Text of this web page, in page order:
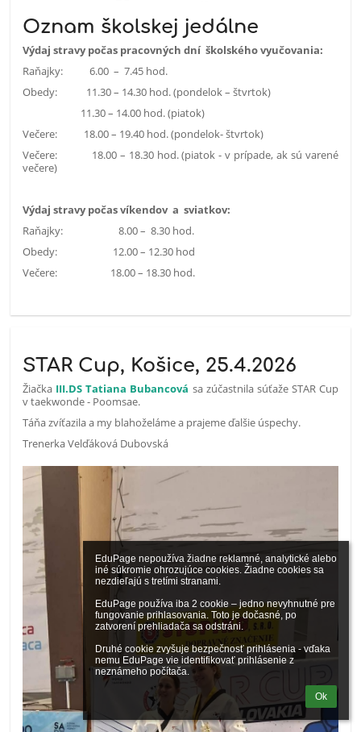
EduPage nepoužíva žiadne reklamné, analytické alebo
iné súkromie ohrozujúce cookies. Žiadne cookies sa
nezdieľajú s tretími stranami.
EduPage používa iba 2 cookie – jedno nevyhnutné pre
fungovanie prihlasovania. Toto je dočasné, po
zatvorení prehliadača sa odstráni.
Druhé cookie zvyšuje bezpečnosť prihlásenia - vďaka
nemu EduPage vie identifikovať prihlásenie z
neznámeho počítača.
Ok
Oznam školskej jedálne
Výdaj stravy počas pracovných dní školského vyučovania:
Raňajky: 6.00 – 7.45 hod.
Obedy: 11.30 – 14.30 hod. (pondelok – štvrtok)
11.30 – 14.00 hod. (piatok)
Večere: 18.00 – 19.40 hod. (pondelok- štvrtok)
Večere: 18.00 – 18.30 hod. (piatok - v prípade, ak sú varené
večere)
Výdaj stravy počas víkendov a sviatkov:
Raňajky: 8.00 – 8.30 hod.
Obedy: 12.00 – 12.30 hod
Večere: 18.00 – 18.30 hod.
STAR Cup, Košice, 25.4.2026
Žiačka III.DS Tatiana Bubancová sa zúčastnila súťaže STAR Cup
v taekwonde - Poomsae.
Táňa zvíťazila a my blahoželáme a prajeme ďalšie úspechy.
Trenerka Velďáková Dubovská